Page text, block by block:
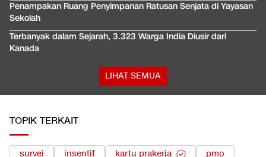
Penampakan Ruang Penyimpanan Ratusan Senjata di Yayasan
Sekolah
Terbanyak dalam Sejarah, 3.323 Warga India Diusir dari
Kanada
LIHAT SEMUA
TOPIK TERKAIT
survei insentif kartu prakerja pmo